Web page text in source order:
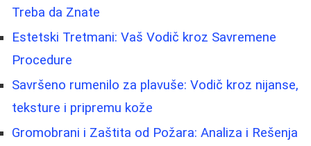
Treba da Znate
Estetski Tretmani: Vaš Vodič kroz Savremene
Procedure
Savršeno rumenilo za plavuše: Vodič kroz nijanse,
teksture i pripremu kože
Gromobrani i Zaštita od Požara: Analiza i Rešenja